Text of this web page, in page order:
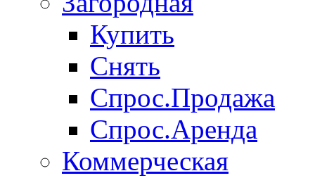
Купить
Снять
Спрос.Продажа
Спрос.Аренда
Коммерческая